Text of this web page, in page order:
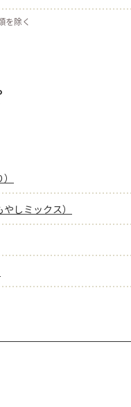
を除く
しミックス）